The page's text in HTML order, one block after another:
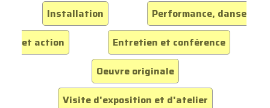
Installation
Performance, danse
et action
Entretien et conférence
Oeuvre originale
Visite d'exposition et d'atelier